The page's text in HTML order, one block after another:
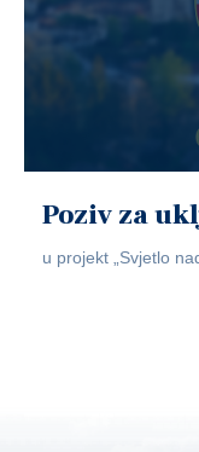
Poziv za
u projekt „Svjetlo